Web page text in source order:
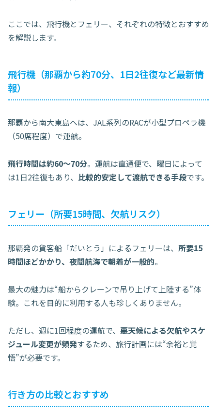
ここでは、飛行機とフェリー、それぞれの特徴とおすすめ
を解説します。
飛行機（那覇から約70分、1日2往復など最新情
報）
那覇から南大東島へは、JAL系列のRACが小型プロペラ機
（50席程度）で運航。
飛行時間は約60〜70分。運航は直通便で、曜日によって
は1日2往復もあり、 比較的安定して渡航できる手段です。
フェリー（所要15時間、欠航リスク）
那覇発の貨客船「だいとう」によるフェリーは、 所要15
時間ほどかかり、夜間航海で朝着が一般的。
最大の魅力は“船からクレーンで吊り上げて上陸する”体
験。これを目的に利用する人も珍しくありません。
ただし、週に1回程度の運航で、 悪天候による欠航やスケ
ジュール変更が頻発するため、旅行計画には“余裕と覚
悟”が必要です。
行き方の比較とおすすめ